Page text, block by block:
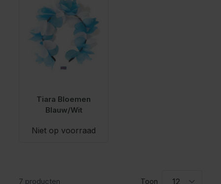
Tiara Bloemen
Blauw/Wit
Niet op voorraad
7 producten Toon